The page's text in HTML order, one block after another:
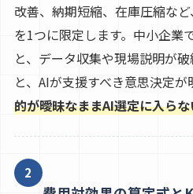
改善、納期短縮、在庫圧縮な
を1つに限定します。中小企業
と、データ収集や現場説明が
と、AIが支援すべき意思決定
的が曖昧なままAI選定に入ら
2